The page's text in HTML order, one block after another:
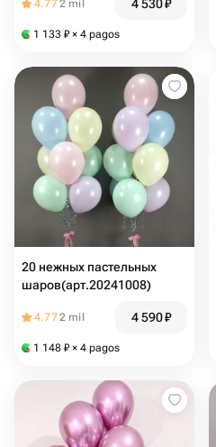
4.772 mil 4 530₽
1 133 ₽ × 4 pagos
20 нежных пастельных
шаров(арт.20241008)
4.772 mil 4 590₽
1 148 ₽ × 4 pagos